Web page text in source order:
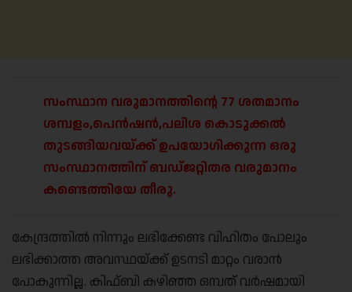
സംസ്ഥാന വരുമാനത്തിന്റെ 77 ശതമാനം
ശമ്പളം,പെൻഷൻ,പലിശ കൊടുക്കൽ
തുടങ്ങിയവയ്ക്ക് ഉപയോഗിക്കുന്ന ഒരു
സംസ്ഥാനത്തിന് ബഡ്ജറ്റിതര വരുമാനം
കണ്ടെത്തിയേ തീരു.
കേന്ദ്രത്തിൽ നിന്നും ലഭിക്കേണ്ട വിഹിതം പോലും
ലഭിക്കാത്ത അവസ്ഥയ്ക്ക് ഉടനടി മാറ്റം വരാൻ
പോകുന്നില്ല. കിഫ്ബി കഴിഞ്ഞ ഒമ്പത് വർഷമായി